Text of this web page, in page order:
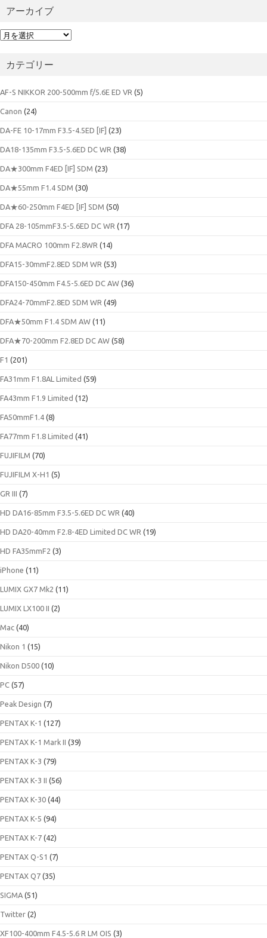
アーカイブ
ア
イカテゴリー
AF-S NIKKOR 200-500mm f/5.6E ED VR (5)
Canon (24)
DA-FE 10-17mm F3.5-4.5ED [IF] (23)
DA18-135mm F3.5-5.6ED DC WR (38)
DA★300mm F4ED [IF] SDM (23)
DA★55mm F1.4 SDM (30)
DA★60-250mm F4ED [IF] SDM (50)
DFA 28-105mmF3.5-5.6ED DC WR (17)
DFA MACRO 100mm F2.8WR (14)
DFA15-30mmF2.8ED SDM WR (53)
DFA150-450mm F4.5-5.6ED DC AW (36)
DFA24-70mmF2.8ED SDM WR (49)
DFA★50mm F1.4 SDM AW (11)
DFA★70-200mm F2.8ED DC AW (58)
F1 (201)
FA31mm F1.8AL Limited (59)
FA43mm F1.9 Limited (12)
FA50mmF1.4 (8)
FA77mm F1.8 Limited (41)
FUJIFILM (70)
FUJIFILM X-H1 (5)
GR III (7)
HD DA16-85mm F3.5-5.6ED DC WR (40)
HD DA20-40mm F2.8-4ED Limited DC WR (19)
HD FA35mmF2 (3)
iPhone (11)
LUMIX GX7 Mk2 (11)
LUMIX LX100 II (2)
Mac (40)
Nikon 1 (15)
Nikon D500 (10)
PC (57)
Peak Design (7)
PENTAX K-1 (127)
PENTAX K-1 Mark II (39)
PENTAX K-3 (79)
PENTAX K-3 II (56)
PENTAX K-30 (44)
PENTAX K-5 (94)
PENTAX K-7 (42)
PENTAX Q-S1 (7)
PENTAX Q7 (35)
SIGMA (51)
Twitter (2)
XF100-400mm F4.5-5.6 R LM OIS (3)